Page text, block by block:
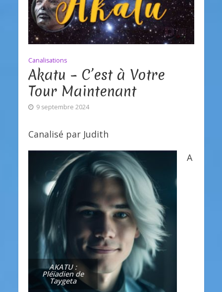
Canalisations
Akatu – C’est à Votre
Tour Maintenant
9 septembre 2024
Canalisé par Judith
AKATU :
Pléïadien de
Taygeta
A